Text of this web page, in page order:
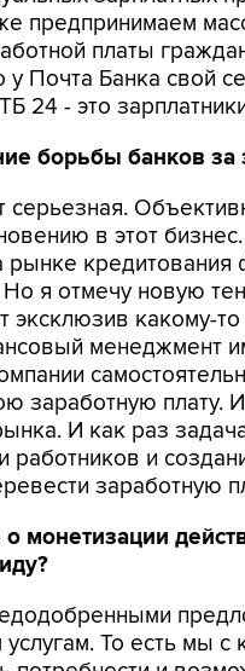
предпринимаем
платы
Почта Банка свой
24 - это
борьбы банков за
серьезная.
в этот
рынке
Но я отмечу новую
эксклюзив какому-
менеджмент
заработную
И как раз
работников и
заработную
монетизации
услугам. То есть мы